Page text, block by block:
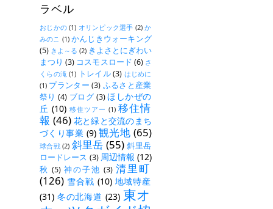
ラベル
おじかの (1) オリンピック選手 (2) か
みのこ (1) かんじきウォーキング
(5) きよ～る (2) きよさとにぎわい
まつり (3) コスモスロード (6) さ
くらの滝 (1) トレイル(3) はじめに
(1) プランター (3) ふるさと産業
祭り (4) ブログ (3) ほしかぜの
丘 (10) 移住ツアー (1) 移住情
報 (46) 花と緑と交流のまち
づくり事業 (9) 観光地 (65)
球合戦 (2) 斜里岳 (55) 斜里岳
ロードレース (3) 周辺情報 (12)
秋 (5) 神の子池 (3) 清里町
(126) 雪合戦 (10) 地域特産
(31) 冬の北海道 (23) 東オ